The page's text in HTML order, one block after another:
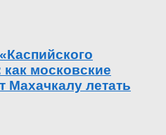
московские
Махачкалу летать